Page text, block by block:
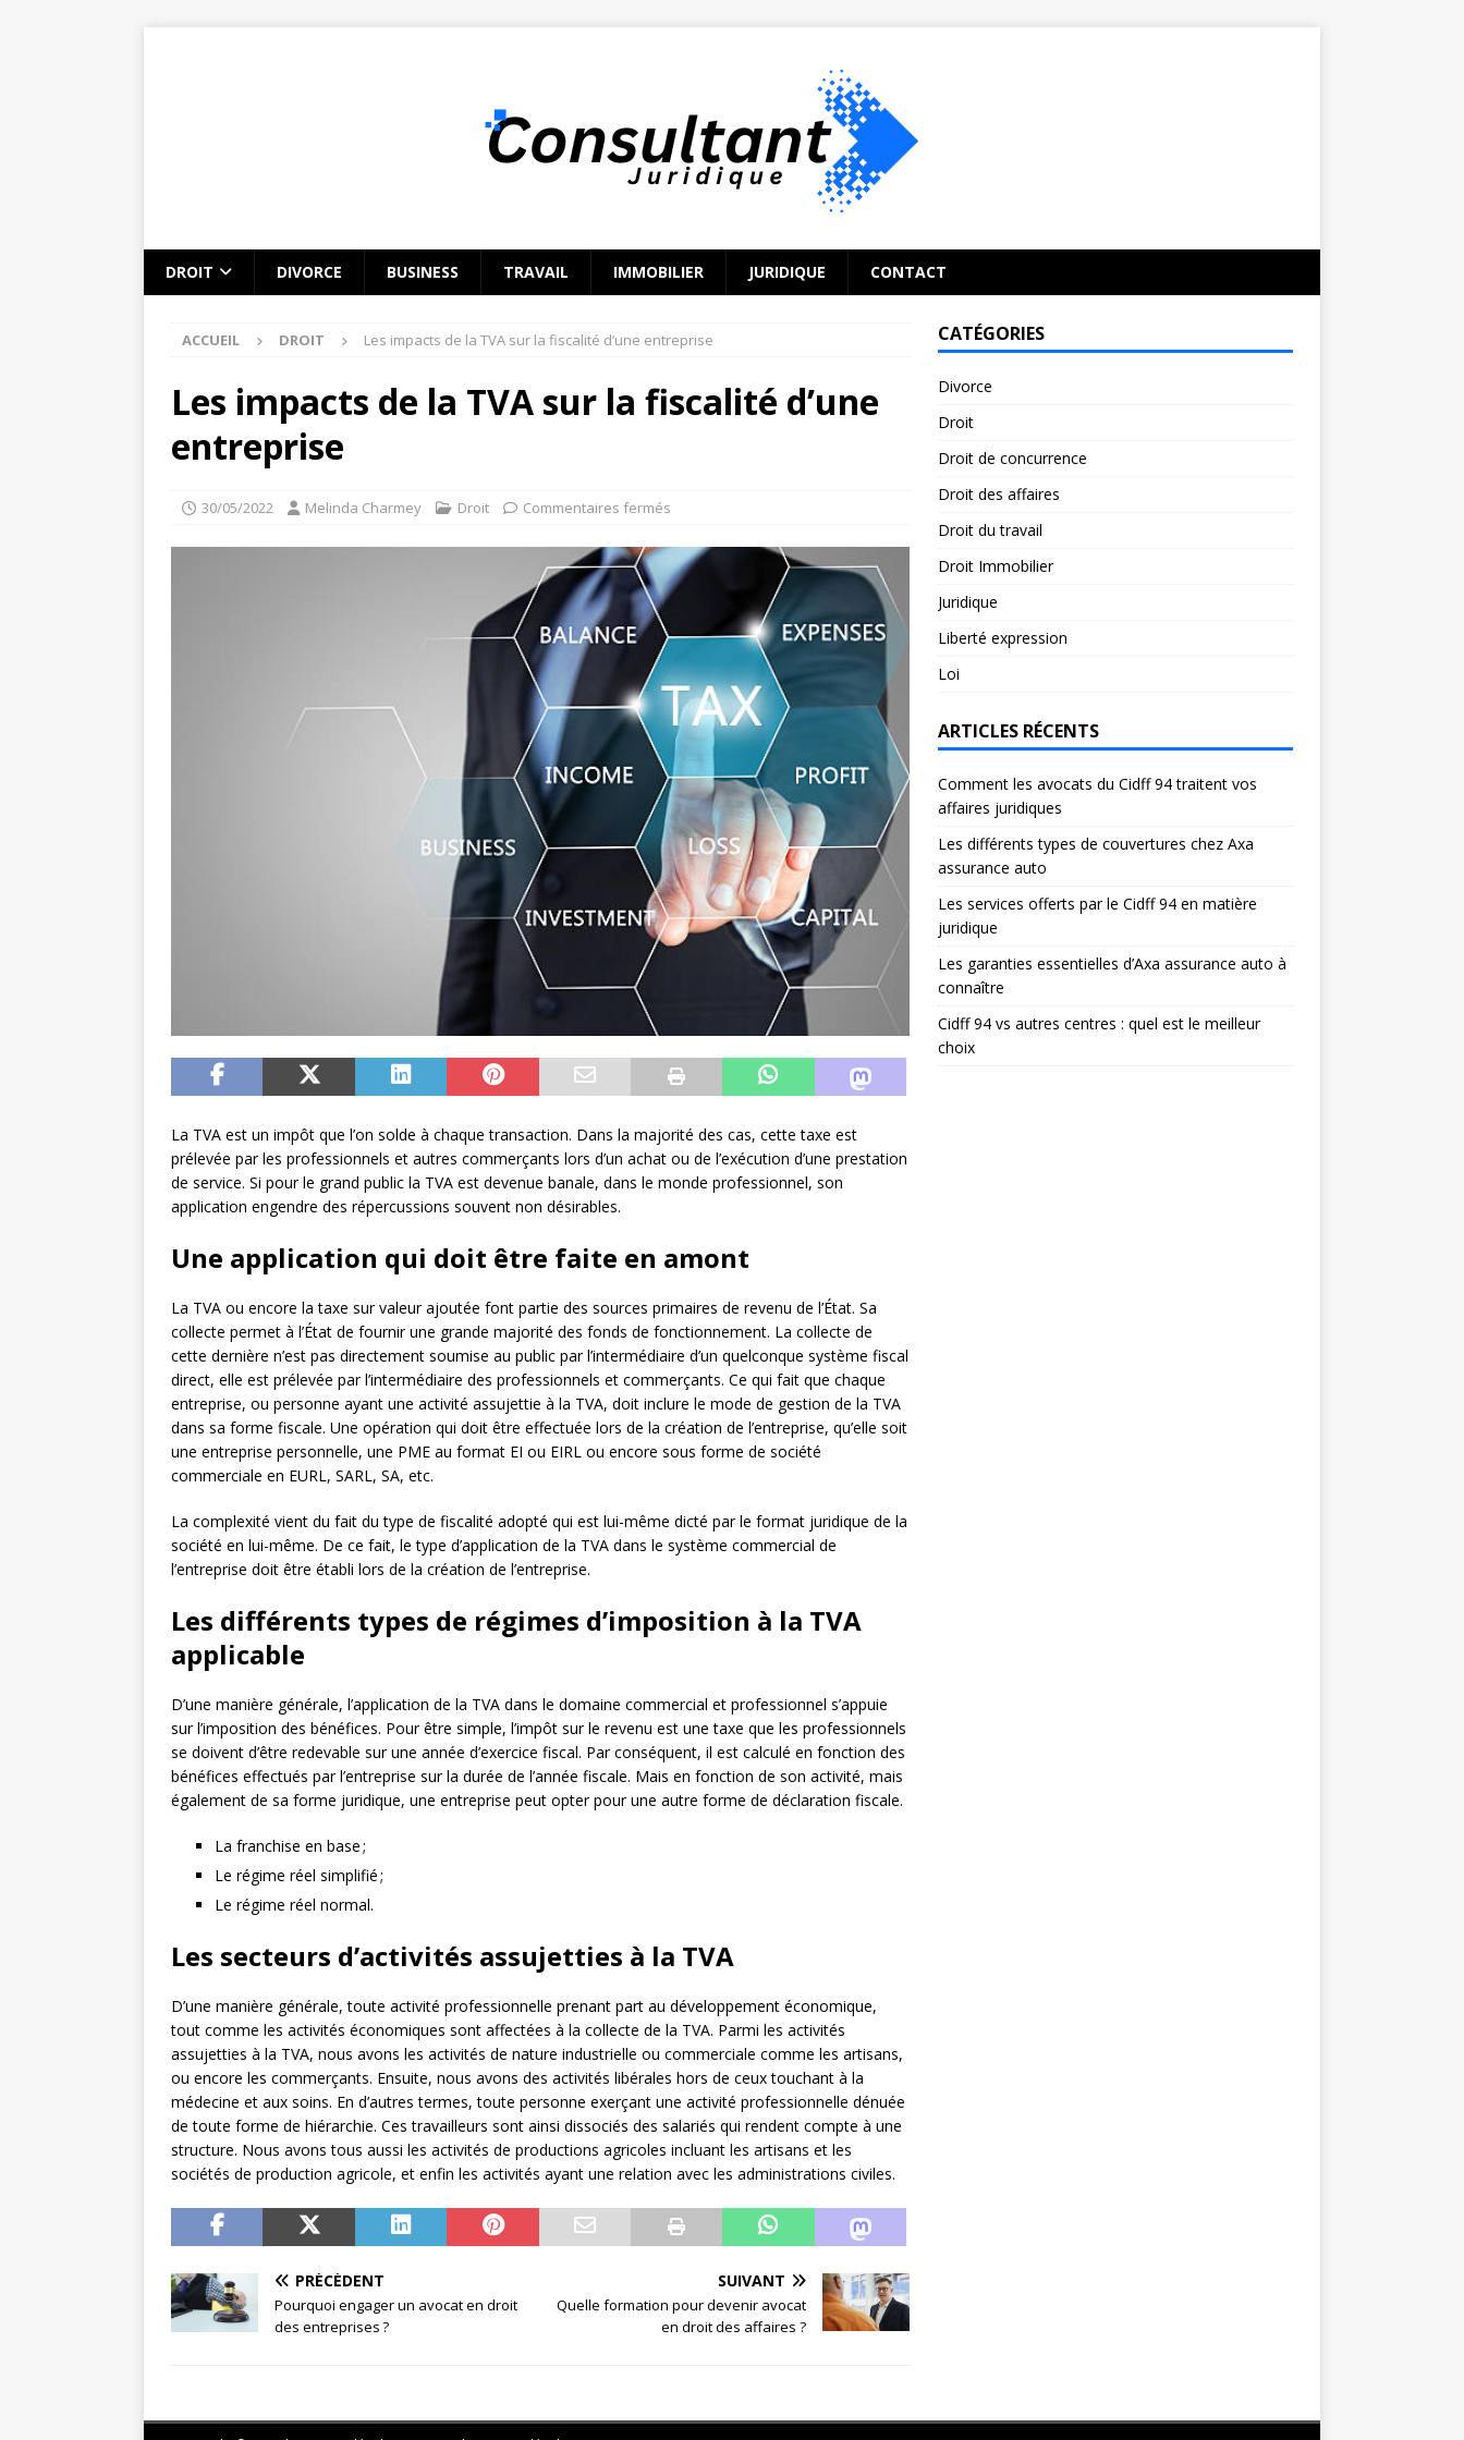
DROIT DIVORCE BUSINESS TRAVAIL IMMOBILIER JURIDIQUE CONTACT
ACCUEIL DROIT Les impacts de la TVA sur la fiscalité d’une entreprise
Les impacts de la TVA sur la fiscalité d’une
entreprise
30/05/2022 Melinda Charmey Droit Commentaires fermés
La TVA est un impôt que l’on solde à chaque transaction. Dans la majorité des cas, cette taxe est
prélevée par les professionnels et autres commerçants lors d’un achat ou de l’exécution d’une prestation
de service. Si pour le grand public la TVA est devenue banale, dans le monde professionnel, son
application engendre des répercussions souvent non désirables.
Une application qui doit être faite en amont
La TVA ou encore la taxe sur valeur ajoutée font partie des sources primaires de revenu de l’État. Sa
collecte permet à l’État de fournir une grande majorité des fonds de fonctionnement. La collecte de
cette dernière n’est pas directement soumise au public par l’intermédiaire d’un quelconque système fiscal
direct, elle est prélevée par l’intermédiaire des professionnels et commerçants. Ce qui fait que chaque
entreprise, ou personne ayant une activité assujettie à la TVA, doit inclure le mode de gestion de la TVA
dans sa forme fiscale. Une opération qui doit être effectuée lors de la création de l’entreprise, qu’elle soit
une entreprise personnelle, une PME au format EI ou EIRL ou encore sous forme de société
commerciale en EURL, SARL, SA, etc.
La complexité vient du fait du type de fiscalité adopté qui est lui-même dicté par le format juridique de la
société en lui-même. De ce fait, le type d’application de la TVA dans le système commercial de
l’entreprise doit être établi lors de la création de l’entreprise.
Les différents types de régimes d’imposition à la TVA
applicable
D’une manière générale, l’application de la TVA dans le domaine commercial et professionnel s’appuie
sur l’imposition des bénéfices. Pour être simple, l’impôt sur le revenu est une taxe que les professionnels
se doivent d’être redevable sur une année d’exercice fiscal. Par conséquent, il est calculé en fonction des
bénéfices effectués par l’entreprise sur la durée de l’année fiscale. Mais en fonction de son activité, mais
également de sa forme juridique, une entreprise peut opter pour une autre forme de déclaration fiscale.
La franchise en base ;
Le régime réel simplifié ;
Le régime réel normal.
Les secteurs d’activités assujetties à la TVA
D’une manière générale, toute activité professionnelle prenant part au développement économique,
tout comme les activités économiques sont affectées à la collecte de la TVA. Parmi les activités
assujetties à la TVA, nous avons les activités de nature industrielle ou commerciale comme les artisans,
ou encore les commerçants. Ensuite, nous avons des activités libérales hors de ceux touchant à la
médecine et aux soins. En d’autres termes, toute personne exerçant une activité professionnelle dénuée
de toute forme de hiérarchie. Ces travailleurs sont ainsi dissociés des salariés qui rendent compte à une
structure. Nous avons tous aussi les activités de productions agricoles incluant les artisans et les
sociétés de production agricole, et enfin les activités ayant une relation avec les administrations civiles.
PRÉCÉDENT
Pourquoi engager un avocat en droit
des entreprises ?
SUIVANT
Quelle formation pour devenir avocat
en droit des affaires ?
CATÉGORIES
Divorce
Droit
Droit de concurrence
Droit des affaires
Droit du travail
Droit Immobilier
Juridique
Liberté expression
Loi
ARTICLES RÉCENTS
Comment les avocats du Cidff 94 traitent vos
affaires juridiques
Les différents types de couvertures chez Axa
assurance auto
Les services offerts par le Cidff 94 en matière
juridique
Les garanties essentielles d’Axa assurance auto à
connaître
Cidff 94 vs autres centres : quel est le meilleur
choix